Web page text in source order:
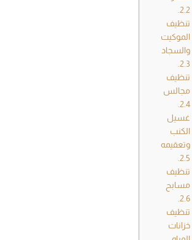
2.2.
تنظيف
الموكيت
والسجاد
2.3.
تنظيف
مجالس
2.4.
غسيل
الكنب
وتعقيمه
2.5.
تنظيف
مسابح
2.6.
تنظيف
خزانات